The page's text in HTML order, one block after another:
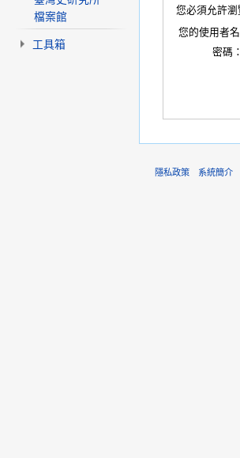
您必須允許
您的使用者
密碼：
檔案館
工具箱
隱私政策 系統簡介